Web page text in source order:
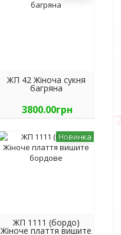
ЖП 42 Жіноча сукня
багряна
3800.00грн
Новинка
ЖП 1111 (бордо)
Жіноче плаття вишите